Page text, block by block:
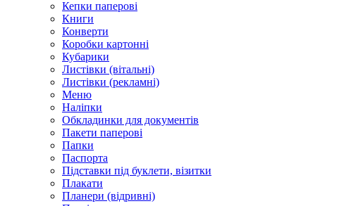
Кепки паперові
Книги
Конверти
Коробки картонні
Кубарики
Листівки (вітальні)
Листівки (рекламні)
Меню
Наліпки
Обкладинки для документів
Пакети паперові
Папки
Паспорта
Підставки під буклети, візитки
Плакати
Планери (відривні)